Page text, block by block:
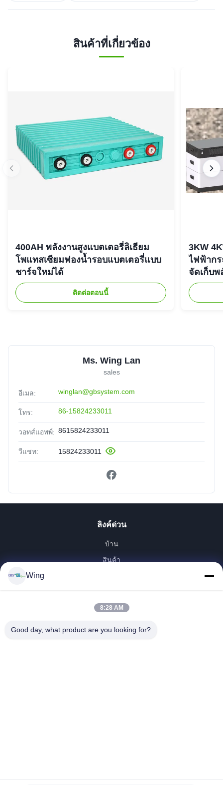
สินค้าที่เกี่ยวข้อง
400AH พลังงานสูงแบตเตอรี่ลิเธียม
โพแทสเซียมฟองน้ำรอบแบตเตอรี่แบบ
ชาร์จใหม่ได้
ติดต่อตอนนี้
3KW
ไฟฟ้าก
จัดเก็บพ
Ms. Wing Lan
sales
อีเมล: winglan@gbsystem.com
โทร: 86-15824233011
วอทส์แอพพ์: 8615824233011
วีแชท: 15824233011
ลิงค์ด่วน
บ้าน
สินค้า
รายการ VR
เกี่ยวกับเรา
Wing
8:28 AM
Good day, what product are you looking for?